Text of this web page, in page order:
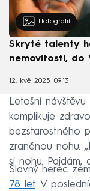
11 fotografií
Skryté talenty
nemovitostí, do
12. kvě 2025, 09:13
Letošní
komplikuje
bezstarostného
zraněnou nohu.
si nohu. Pajdám,
Slavný herec
78 let. V